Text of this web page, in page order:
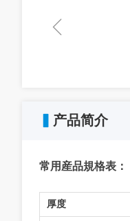
ꁆ
产品简介
常用産品規格表：
厚度